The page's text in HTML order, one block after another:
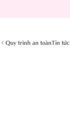
Quy trình an toànTin tức